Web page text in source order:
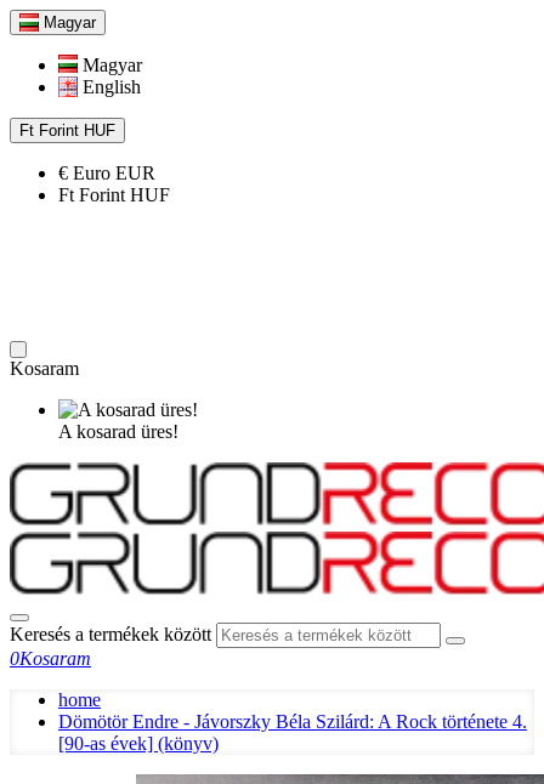
Magyar
Magyar
English
Ft Forint HUF
€ Euro EUR
Ft Forint HUF
Kosaram
A kosarad üres!
Keresés a termékek között
0Kosaram
home
Dömötör Endre - Jávorszky Béla Szilárd: A Rock története 4.
[90-as évek] (könyv)